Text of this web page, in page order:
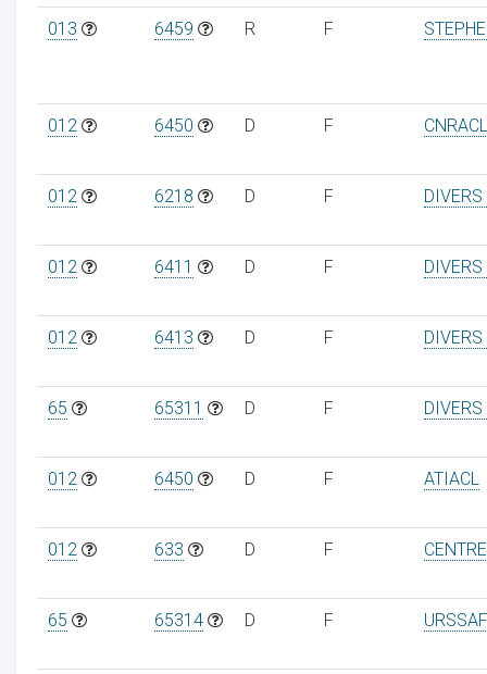
013 6459 R F
012 6450 D F CNRACL
012 6218 D F
012 6411 D F
012 6413 D F
65 65311 D F
012 6450 D F ATIACL
012 633 D F
65 65314 D F